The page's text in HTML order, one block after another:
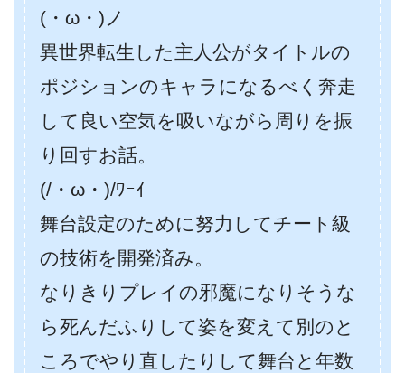
(・ω・)ノ
異世界転生した主人公がタイトルの
ポジションのキャラになるべく奔走
して良い空気を吸いながら周りを振
り回すお話。
(/・ω・)/ﾜｰｲ
舞台設定のために努力してチート級
の技術を開発済み。
なりきりプレイの邪魔になりそうな
ら死んだふりして姿を変えて別のと
ころでやり直したりして舞台と年数